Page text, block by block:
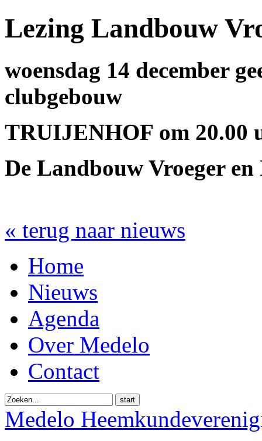
Lezing Landbouw
woensdag 14 december
clubgebouw
TRUIJENHOF om 20.00
De Landbouw Vroeger en
« terug naar nieuws
Home
Nieuws
Agenda
Over Medelo
Contact
start
Medelo